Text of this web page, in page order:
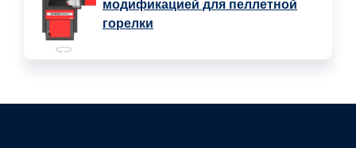
модификацией для пеллетной
горелки